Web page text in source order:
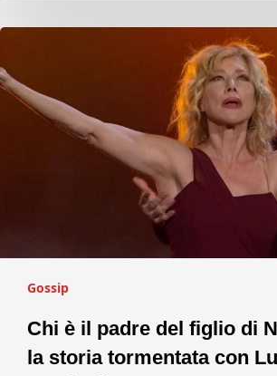
Gossip
Chi è il padre del figlio di
la storia tormentata con